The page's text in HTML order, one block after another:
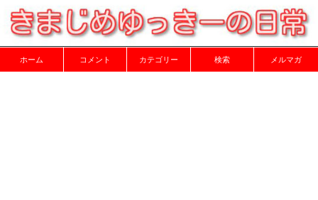
ホーム コメント カテゴリー 検索 メルマガ